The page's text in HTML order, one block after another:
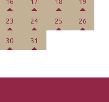
23 24 25 26
30 31